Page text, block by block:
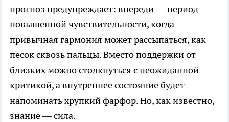
прогноз предупреждает: впереди — период
повышенной чувствительности, когда
привычная гармония может рассыпаться, как
песок сквозь пальцы. Вместо поддержки от
близких можно столкнуться с неожиданной
критикой, а внутреннее состояние будет
напоминать хрупкий фарфор. Но, как известно,
знание — сила.